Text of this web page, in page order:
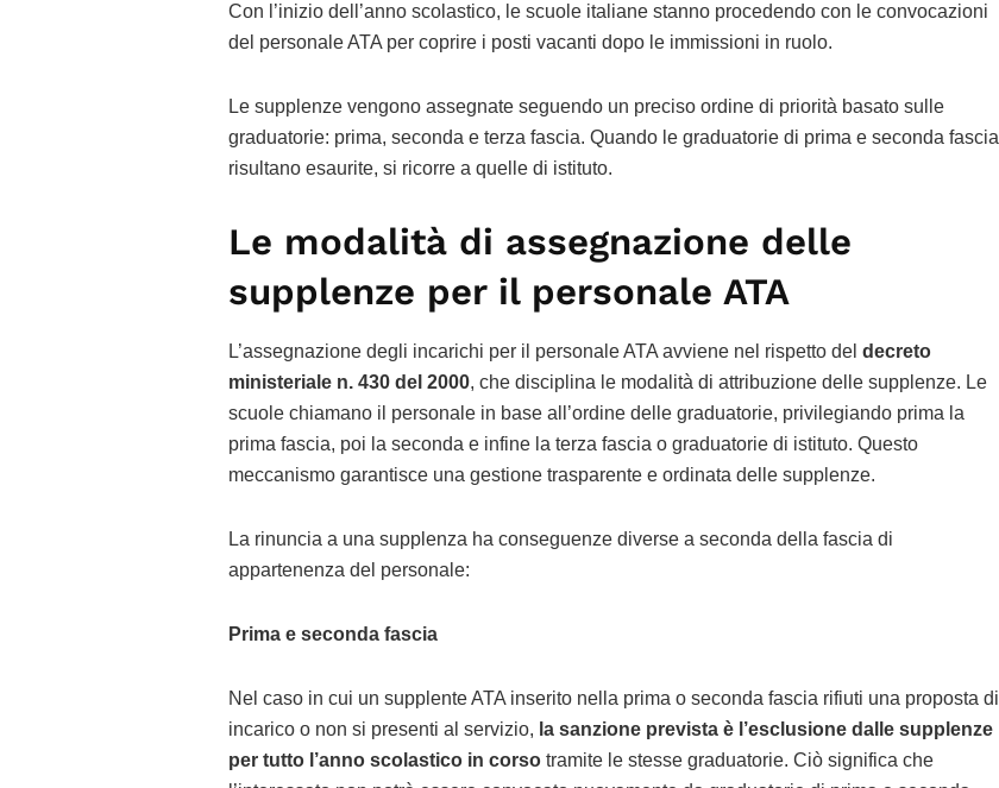
Con l’inizio dell’anno scolastico, le scuole italiane stanno procedendo con le convocazioni
del personale ATA per coprire i posti vacanti dopo le immissioni in ruolo.
Le supplenze vengono assegnate seguendo un preciso ordine di priorità basato sulle
graduatorie: prima, seconda e terza fascia. Quando le graduatorie di prima e seconda fascia
risultano esaurite, si ricorre a quelle di istituto.
Le modalità di assegnazione delle
supplenze per il personale ATA
L’assegnazione degli incarichi per il personale ATA avviene nel rispetto del decreto
ministeriale n. 430 del 2000, che disciplina le modalità di attribuzione delle supplenze. Le
scuole chiamano il personale in base all’ordine delle graduatorie, privilegiando prima la
prima fascia, poi la seconda e infine la terza fascia o graduatorie di istituto. Questo
meccanismo garantisce una gestione trasparente e ordinata delle supplenze.
La rinuncia a una supplenza ha conseguenze diverse a seconda della fascia di
appartenenza del personale:
Prima e seconda fascia
Nel caso in cui un supplente ATA inserito nella prima o seconda fascia rifiuti una proposta di
incarico o non si presenti al servizio, la sanzione prevista è l’esclusione dalle supplenze
per tutto l’anno scolastico in corso tramite le stesse graduatorie. Ciò significa che